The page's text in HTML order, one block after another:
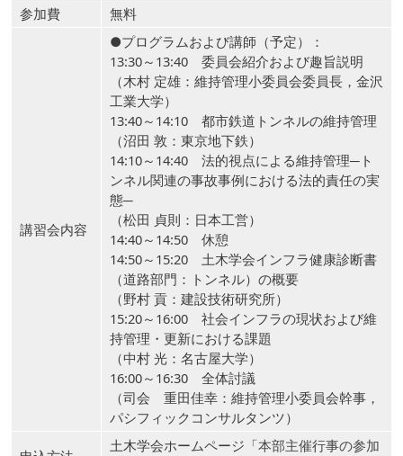
参加費
無料
講習会内容
●プログラムおよび講師（予定）：
13:30～13:40 委員会紹介および趣旨説明
（木村 定雄：維持管理小委員会委員長，金沢
工業大学）
13:40～14:10 都市鉄道トンネルの維持管理
（沼田 敦：東京地下鉄）
14:10～14:40 法的視点による維持管理─ト
ンネル関連の事故事例における法的責任の実
態─
（松田 貞則：日本工営）
14:40～14:50 休憩
14:50～15:20 土木学会インフラ健康診断書
（道路部門：トンネル）の概要
（野村 貢：建設技術研究所）
15:20～16:00 社会インフラの現状および維
持管理・更新における課題
（中村 光：名古屋大学）
16:00～16:30 全体討議
（司会 重田佳幸：維持管理小委員会幹事，
パシフィックコンサルタンツ）
土木学会ホームページ「本部主催行事の参加